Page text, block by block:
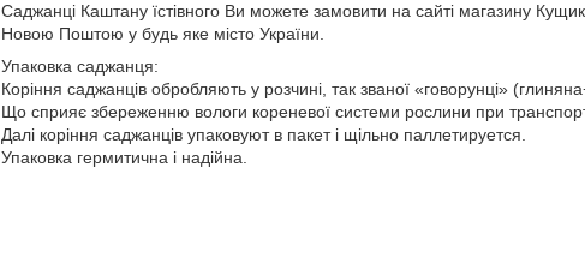
Саджанці Каштану їстівного Ви можете замовити на сайті магазину
Новою Поштою у будь яке місто України.
Упаковка саджанця:
Коріння саджанців обробляють у розчині, так званої «говорунці»
Що сприяє збереженню вологи кореневої системи рослини при
Далі коріння саджанців упаковуют в пакет і щільно паллетируется.
Упаковка гермитична і надійна.